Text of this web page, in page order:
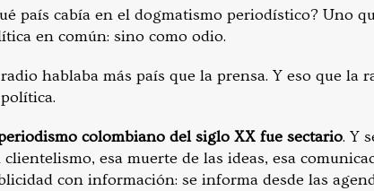
país cabía en el dogmatismo periodístico? Uno
en común: sino como odio.
hablaba más país que la prensa. Y eso que la
colombiano del siglo XX fue sectario. Y
clientelismo, esa muerte de las ideas, esa
con información: se informa desde las